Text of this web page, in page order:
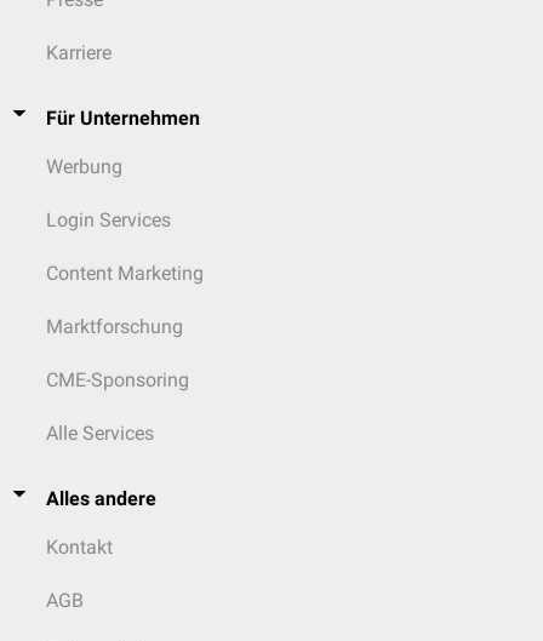
Karriere
Für Unternehmen
Werbung
Login Services
Content Marketing
Marktforschung
CME-Sponsoring
Alle Services
Alles andere
Kontakt
AGB